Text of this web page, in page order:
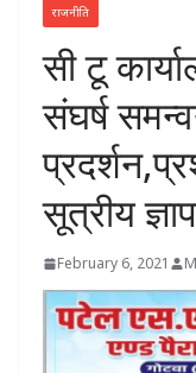
राजनीति
सी टू
संघर्ष
सूत्रीय
February 6, 2021